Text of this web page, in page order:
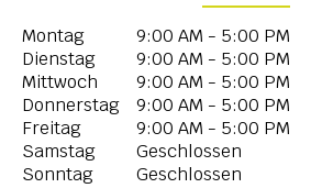
Montag
9:00 AM - 5:00 PM
Dienstag
9:00 AM - 5:00 PM
Mittwoch
9:00 AM - 5:00 PM
Donnerstag
9:00 AM - 5:00 PM
Freitag
9:00 AM - 5:00 PM
Samstag
Geschlossen
Sonntag
Geschlossen